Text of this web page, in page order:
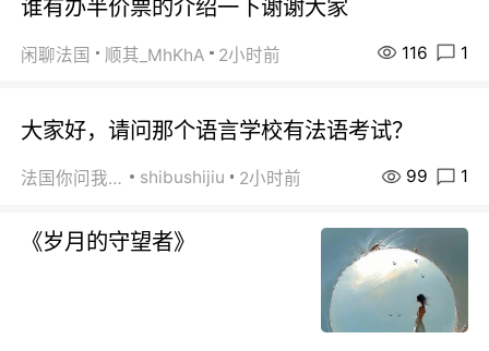
谁有办半价票的介绍一下谢谢大家
闲聊法国 顺其_MhKhA 2小时前 116 1
大家好，请问那个语言学校有法语考试？
法国你问我答 shibushijiu 2小时前 99 1
《岁月的守望者》